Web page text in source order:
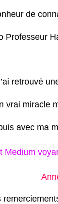
de
Professeur
retrouvé
vrai miracle
avec ma
Medium